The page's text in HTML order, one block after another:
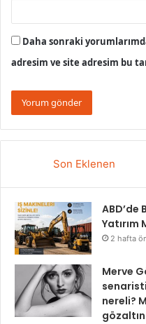
Daha sonraki
adresim ve site adresim bu
Son Eklenen
ABD’de
Yatırım
2 hafta
Merve
nereli?